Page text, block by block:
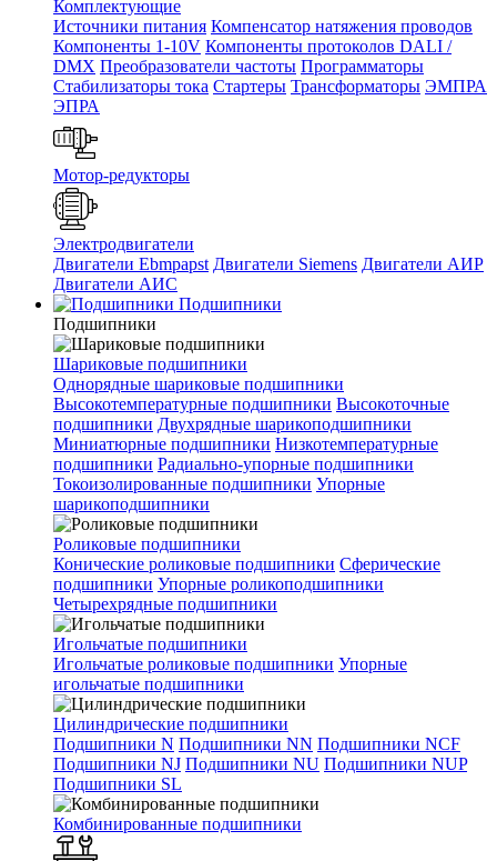
Комплектующие
Источники питания Компенсатор натяжения проводов
Компоненты 1-10V Компоненты протоколов DALI /
DMX Преобразователи частоты Программаторы
Стабилизаторы тока Стартеры Трансформаторы ЭМПРА
ЭПРА
Мотор-редукторы
Электродвигатели
Двигатели Ebmpapst Двигатели Siemens Двигатели АИР
Двигатели АИС
Подшипники
Подшипники
Шариковые подшипники
Однорядные шариковые подшипники
Высокотемпературные подшипники Высокоточные
подшипники Двухрядные шарикоподшипники
Миниатюрные подшипники Низкотемпературные
подшипники Радиально-упорные подшипники
Токоизолированные подшипники Упорные
шарикоподшипники
Роликовые подшипники
Конические роликовые подшипники Сферические
подшипники Упорные роликоподшипники
Четырехрядные подшипники
Игольчатые подшипники
Игольчатые роликовые подшипники Упорные
игольчатые подшипники
Цилиндрические подшипники
Подшипники N Подшипники NN Подшипники NCF
Подшипники NJ Подшипники NU Подшипники NUP
Подшипники SL
Комбинированные подшипники